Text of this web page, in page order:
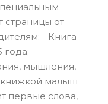
страницы от
- Книга
года; -
мышления,
книжкой малыш
первые слова,